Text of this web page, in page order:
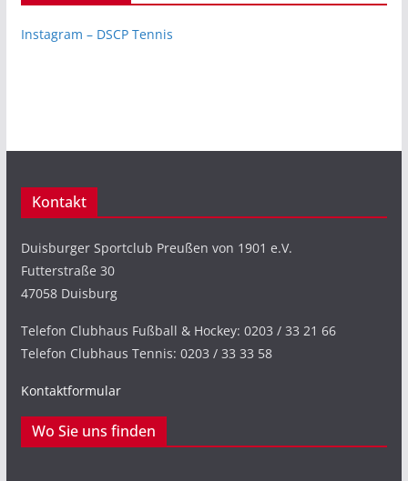
Instagram – DSCP Tennis
Kontakt
Duisburger Sportclub Preußen von 1901 e.V.
Futterstraße 30
47058 Duisburg
Telefon Clubhaus Fußball & Hockey: 0203 / 33 21 66
Telefon Clubhaus Tennis: 0203 / 33 33 58
Kontaktformular
Wo Sie uns finden